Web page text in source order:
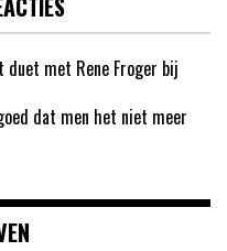
duet met Rene Froger bij
dat men het niet meer